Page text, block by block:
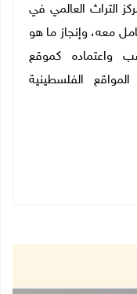
التراث العالمي في
معه، وإنجاز ما هو
واعتماده كموقع
الفلسطينية